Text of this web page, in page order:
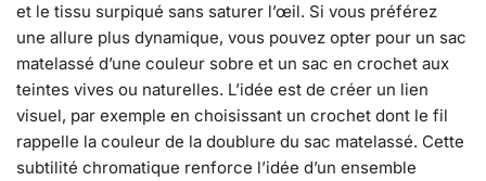
et le tissu surpiqué sans saturer l’œil. Si vous préférez
une allure plus dynamique, vous pouvez opter pour un sac
matelassé d’une couleur sobre et un sac en crochet aux
teintes vives ou naturelles. L’idée est de créer un lien
visuel, par exemple en choisissant un crochet dont le fil
rappelle la couleur de la doublure du sac matelassé. Cette
subtilité chromatique renforce l’idée d’un ensemble